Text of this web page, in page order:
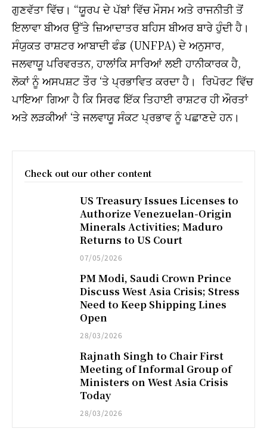
ਗੁਣਵੱਤਾ ਵਿੱਚ। “ਯੂਰਪ ਦੇ ਪੱਬਾਂ ਵਿੱਚ ਮੌਸਮ ਅਤੇ ਰਾਜਨੀਤੀ ਤੋਂ
ਇਲਾਵਾ ਬੀਅਰ ਉੱਤੇ ਜ਼ਿਆਦਾਤਰ ਬਹਿਸ ਬੀਅਰ ਬਾਰੇ ਹੁੰਦੀ ਹੈ।
ਸੰਯੁਕਤ ਰਾਸ਼ਟਰ ਆਬਾਦੀ ਫੰਡ (UNFPA) ਦੇ ਅਨੁਸਾਰ,
ਜਲਵਾਯੂ ਪਰਿਵਰਤਨ, ਹਾਲਾਂਕਿ ਸਾਰਿਆਂ ਲਈ ਹਾਨੀਕਾਰਕ ਹੈ,
ਲੋਕਾਂ ਨੂੰ ਅਸਪਸ਼ਟ ਤੌਰ ‘ਤੇ ਪ੍ਰਭਾਵਿਤ ਕਰਦਾ ਹੈ। ਰਿਪੋਰਟ ਵਿੱਚ
ਪਾਇਆ ਗਿਆ ਹੈ ਕਿ ਸਿਰਫ ਇੱਕ ਤਿਹਾਈ ਰਾਸ਼ਟਰ ਹੀ ਔਰਤਾਂ
ਅਤੇ ਲੜਕੀਆਂ ‘ਤੇ ਜਲਵਾਯੂ ਸੰਕਟ ਪ੍ਰਭਾਵ ਨੂੰ ਪਛਾਣਦੇ ਹਨ।
Check out our other content
US Treasury Issues Licenses to
Authorize Venezuelan-Origin
Minerals Activities; Maduro
Returns to US Court
07/05/2026
PM Modi, Saudi Crown Prince
Discuss West Asia Crisis; Stress
Need to Keep Shipping Lines
Open
28/03/2026
Rajnath Singh to Chair First
Meeting of Informal Group of
Ministers on West Asia Crisis
Today
28/03/2026